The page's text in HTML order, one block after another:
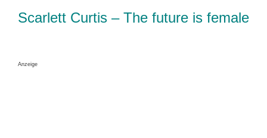
Scarlett Curtis – The future is female
Anzeige